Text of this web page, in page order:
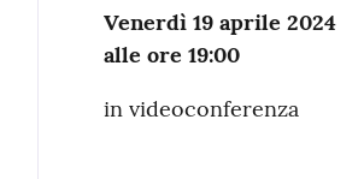
Venerdì 19 aprile 2024
alle ore 19:00
in videoconferenza